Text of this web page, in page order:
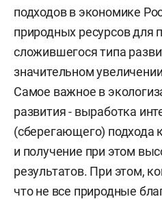
подходов в экономике
природных ресурсов для
сложившегося типа
значительном
Самое важное в
развития - выработка
(сберегающего) подхода
и получение при этом
результатов. При этом,
что не все природные